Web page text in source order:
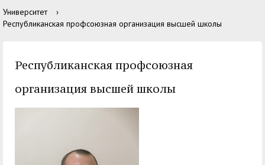
организация высшей
Вопросы ректору
представителей)
модуль «Обучение
служением»
предоставлении
академического
Университет
›
Республиканская профсоюзная организация высшей школы
Республиканская профсоюзная
организация высшей школы